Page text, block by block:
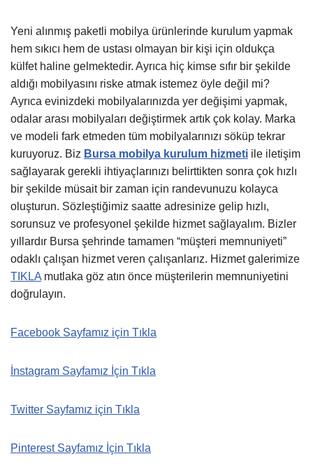
Yeni alınmış paketli mobilya ürünlerinde kurulum yapmak
hem sıkıcı hem de ustası olmayan bir kişi için oldukça
külfet haline gelmektedir. Ayrıca hiç kimse sıfır bir şekilde
aldığı mobilyasını riske atmak istemez öyle değil mi?
Ayrıca evinizdeki mobilyalarınızda yer değişimi yapmak,
odalar arası mobilyaları değiştirmek artık çok kolay. Marka
ve modeli fark etmeden tüm mobilyalarınızı söküp tekrar
kuruyoruz. Biz Bursa mobilya kurulum hizmeti ile iletişim
sağlayarak gerekli ihtiyaçlarınızı belirttikten sonra çok hızlı
bir şekilde müsait bir zaman için randevunuzu kolayca
oluşturun. Sözleştiğimiz saatte adresinize gelip hızlı,
sorunsuz ve profesyonel şekilde hizmet sağlayalım. Bizler
yıllardır Bursa şehrinde tamamen “müşteri memnuniyeti”
odaklı çalışan hizmet veren çalışanlarız. Hizmet galerimize
TIKLA mutlaka göz atın önce müşterilerin memnuniyetini
doğrulayın.
Facebook Sayfamız için Tıkla
İnstagram Sayfamız İçin Tıkla
Twitter Sayfamız için Tıkla
Pinterest Sayfamız İçin Tıkla